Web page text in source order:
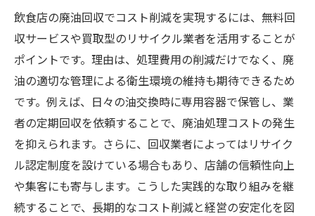
飲食店の廃油回収でコスト削減を実現するには、無料回
収サービスや買取型のリサイクル業者を活用することが
ポイントです。理由は、処理費用の削減だけでなく、廃
油の適切な管理による衛生環境の維持も期待できるため
です。例えば、日々の油交換時に専用容器で保管し、業
者の定期回収を依頼することで、廃油処理コストの発生
を抑えられます。さらに、回収業者によってはリサイク
ル認定制度を設けている場合もあり、店舗の信頼性向上
や集客にも寄与します。こうした実践的な取り組みを継
続することで、長期的なコスト削減と経営の安定化を図